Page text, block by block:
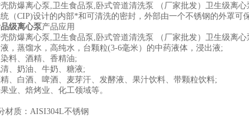
防爆离心泵,卫生食品泵,卧式管道清洗泵 （厂家批发）卫生级离
（CIP)设计的内部*和可清洗的密封，外部由一个不锈钢的外罩可
级离心泵产品应用
防爆离心泵,卫生食品泵,卧式管道清洗泵 （厂家批发）卫生级离心
，蒸馏水，高纯水，台颗粒(3-6毫米）的中药液体，浸出液;
料、酒精、香精油;
、奶油、牛奶、糖液;
、白酒、啤酒、麦芽汗、发酵液、果汁饮料、带颗粒饮料;
业、焙烤业、化工领域等。
材质：AISI304L不锈钢